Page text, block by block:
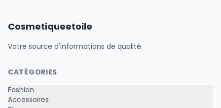
Cosmetiqueetoile
Votre source d'informations de qualité.
CATÉGORIES
Fashion
Accessoires